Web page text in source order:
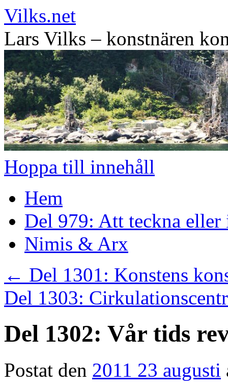
Vilks.net
Lars Vilks – konstnären
Hoppa till innehåll
Hem
Del 979: Att teckna eller
Nimis & Arx
← Del 1301: Konstens
Del 1303:
Del 1302: Vår tids
Postat den 2011 23 augusti